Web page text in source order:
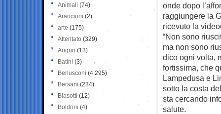
onde dopo
raggiungere la
ricevuto la
“Non sono
ma non sono
dico ogni volta,
fortissima, che
Lampedusa e
sotto la costa
sta cercando
salute.
Animali (74)
Arancioni (2)
arte (175)
Attentato (329)
Auguri (13)
Batini (3)
Berlusconi (4.295)
Bersani (234)
Biasotti (12)
Boldrini (4)